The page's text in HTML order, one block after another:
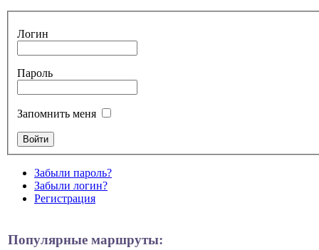
Логин
Пароль
Запомнить меня
Забыли пароль?
Забыли логин?
Регистрация
Популярные маршруты: